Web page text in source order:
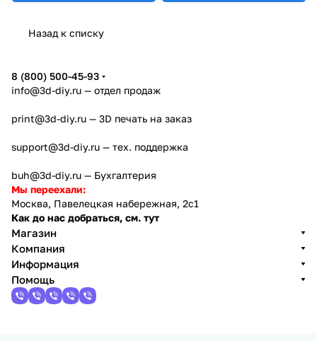
Назад к списку
8 (800) 500-45-93
info@3d-diy.ru — отдел продаж
print@3d-diy.ru — 3D печать на заказ
support@3d-diy.ru — тех. поддержка
buh@3d-diy.ru — Бухгалтерия
Мы переехали:
Москва, Павелецкая набережная, 2с1
Как до нас добраться, см. тут
Магазин
Компания
Информация
Помощь